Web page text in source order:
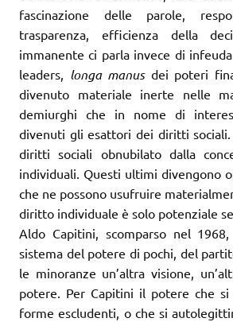
fascinazione delle parole,
trasparenza, efficienza della
immanente ci parla invece di
leaders, longa manusdei poteri
divenuto materiale inerte nelle
demiurghi che in nome di
divenuti gli esattori dei diritti
diritti sociali obnubilato dalla
individuali. Questi ultimi divengono
che ne possono usufruire
diritto individuale è solo potenziale
Aldo Capitini, scomparso nel
sistema del potere di pochi, del
le minoranze un’altra visione,
potere. Per Capitini il potere che
forme escludenti, o che si